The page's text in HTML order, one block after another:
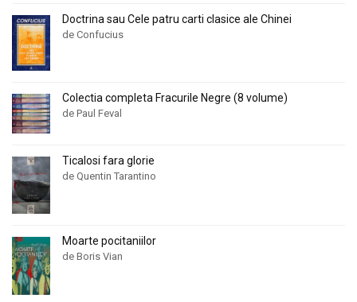
Doctrina sau Cele patru carti clasice ale Chinei
de Confucius
Colectia completa Fracurile Negre (8 volume)
de Paul Feval
Ticalosi fara glorie
de Quentin Tarantino
Moarte pocitaniilor
de Boris Vian